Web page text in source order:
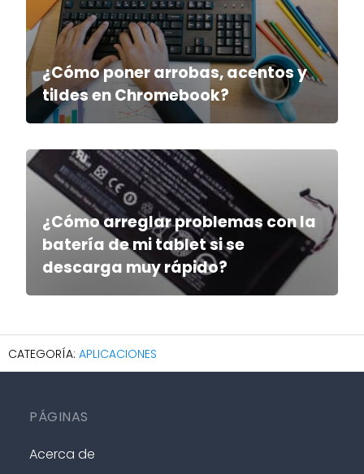
¿Cómo poner arrobas, acentos y
tildes en Chromebook?
¿Cómo arreglar problemas con la
batería de mi tablet si se
descarga muy rápido?
APLICACIONES
PÁGINAS
Acerca de